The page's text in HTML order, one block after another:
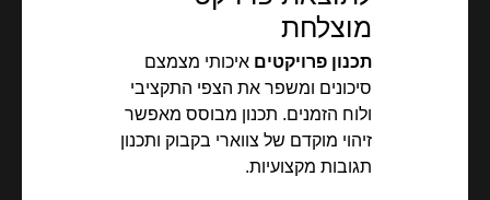
מוצלחת
תכנון פרויקטים איכותי מצמצם
סיכונים ומשפר את הצפי התקציבי
ולוח הזמנים. תכנון מבוסס מאפשר
זיהוי מוקדם של צווארי בקבוק ותכנון
תגובות מקצועיות.